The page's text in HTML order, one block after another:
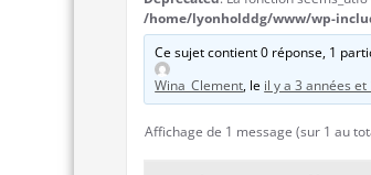
/home/lyonholddg/www/wp-
Ce sujet contient 0 réponse, 1
Wina_Clement, le il y a 3 années et
Affichage de 1 message (sur 1 au